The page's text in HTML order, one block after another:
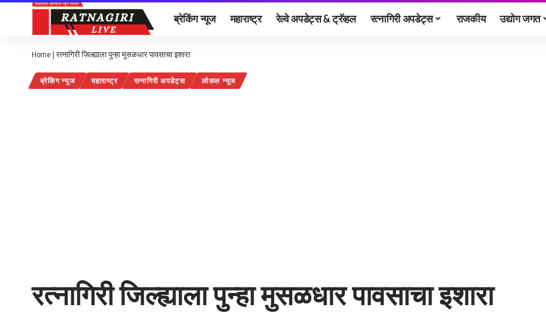
ब्रेकिंग न्यूज महाराष्ट्र रेल्वे अपडेट्स & ट्रॅव्हल रत्नागिरी अपडेट्स राजकीय उद्योग जगत
Home |रत्नागिरी जिल्ह्याला पुन्हा मुसळधार पावसाचा इशारा
ब्रेकिंग न्यूज महाराष्ट्र रत्नागिरी अपडेट्स लोकल न्यूज
रत्नागिरी जिल्ह्याला पुन्हा मुसळधार पावसाचा इशारा